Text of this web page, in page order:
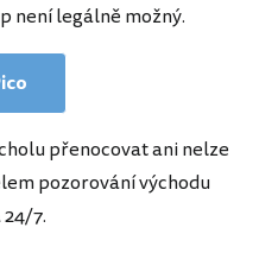
není legálně možný.
přenocovat ani nelze
pozorování východu
7.